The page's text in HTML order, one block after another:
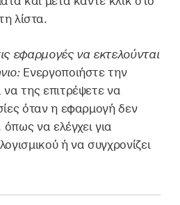
λίστα.
εφαρμογές να εκτελούνται
Ενεργοποιήστε την
της επιτρέψετε να
όταν η εφαρμογή δεν
όπως να ελέγχει για
ή να συγχρονίζει